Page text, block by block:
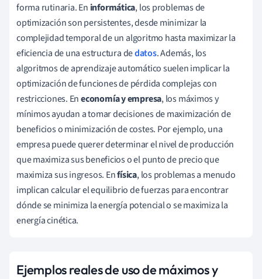
forma rutinaria. En informática, los problemas de
optimización son persistentes, desde minimizar la
complejidad temporal de un algoritmo hasta maximizar la
eficiencia de una estructura dedatos. Además, los
algoritmos de aprendizaje automático suelen implicar la
optimización de funciones de pérdida complejas con
restricciones. Eneconomía y empresa, los máximos y
mínimos ayudan a tomar decisiones de maximización de
beneficios o minimización de costes. Por ejemplo, una
empresa puede querer determinar el nivel de producción
que maximiza sus beneficios o el punto de precio que
maximiza sus ingresos. Enfísica, los problemas a menudo
implican calcular el equilibrio de fuerzas para encontrar
dónde se minimiza la energía potencial o se maximiza la
energía cinética.
Ejemplos reales de uso de máximos y